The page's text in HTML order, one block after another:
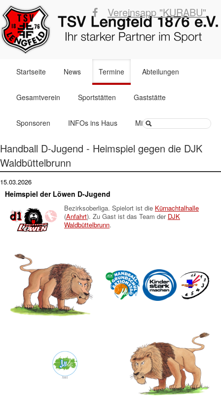
Vereinsapp "KURABU"
überspringen
Startseite News Termine Abteilungen
Gesamtverein Sportstätten Gaststätte
Sponsoren INFOs ins Haus Mitglied werden
Suchbegriffe
Handball D-Jugend - Heimspiel gegen die DJK
Waldbüttelbrunn
15.03.2026
Heimspiel der Löwen D-Jugend
Bezirksoberliga. Spielort ist die Kürnachtalhalle
(Anfahrt). Zu Gast ist das Team der DJK
Waldbüttelbrunn.